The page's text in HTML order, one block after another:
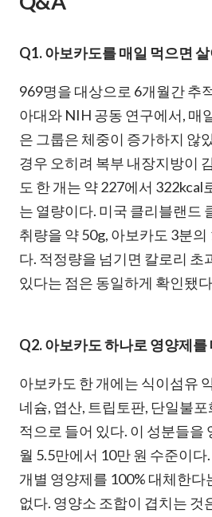
Q1. 아보카도를 매일 먹으면
969명을 대상으로 6개월간 추
아대와 NIH 공동 연구에서, 매
은 그룹은 체중이 증가하지 않
경우 오히려 복부 내장지방이
도 한 개는 약 227에서 322kcal
는 열량이다. 미국 클리블랜드
취량을 약 50g, 아보카도 3분의
다. 적정량을 넘기면 칼로리 초
있다는 점은 동일하게 확인됐
Q2. 아보카도 하나로 영양제를
아보카도 한 개에는 식이섬유
네슘, 엽산, 트립토판, 단일불
적으로 들어 있다. 이 성분들을
월 5.5만에서 10만 원 수준이
개별 영양제를 100% 대체한다
없다. 영양소 조합이 겹치는 것